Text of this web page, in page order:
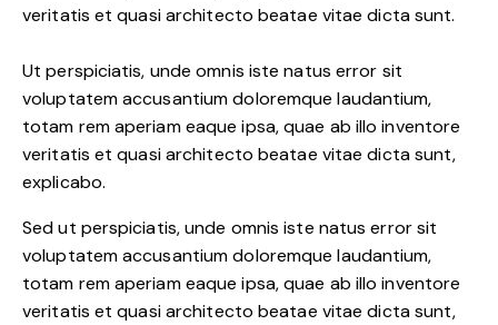
veritatis et quasi architecto beatae vitae dicta sunt.
Ut perspiciatis, unde omnis iste natus error sit
voluptatem accusantium doloremque laudantium,
totam rem aperiam eaque ipsa, quae ab illo inventore
veritatis et quasi architecto beatae vitae dicta sunt,
explicabo.
Sed ut perspiciatis, unde omnis iste natus error sit
voluptatem accusantium doloremque laudantium,
totam rem aperiam eaque ipsa, quae ab illo inventore
veritatis et quasi architecto beatae vitae dicta sunt,